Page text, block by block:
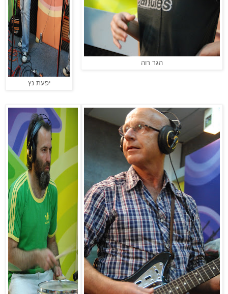
הגר רוה
יפעת נץ